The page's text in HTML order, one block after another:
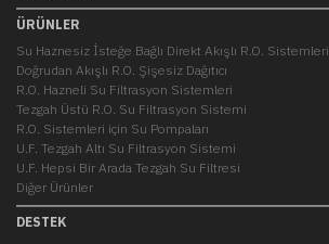
ÜRÜNLER
Su Haznesiz İsteğe Bağlı Direkt Akışlı R.O. Sistemleri
Doğrudan Akışlı R.O. Şişesiz Dağıtıcı
R.O. Hazneli Su Filtrasyon Sistemleri
Tezgah Üstü R.O. Su Filtrasyon Sistemi
R.O. Sistemleri için Su Pompaları
U.F. Tezgah Altı Su Filtrasyon Sistemi
U.F. Hepsi Bir Arada Tezgah Su Filtresi
Diğer Ürünler
DESTEK